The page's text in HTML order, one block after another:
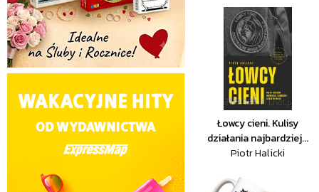
Łowcy cieni. Kulisy
działania najbardziej...
Piotr Halicki